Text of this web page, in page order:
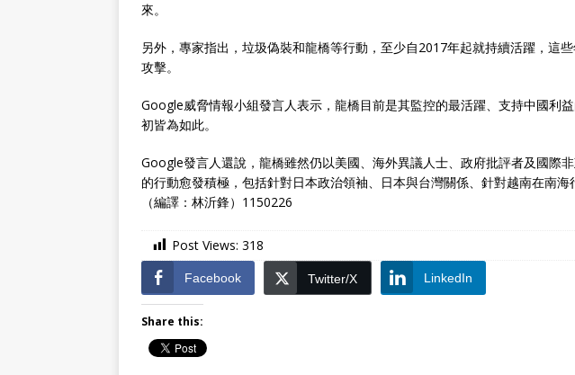
來。
另外，專家指出，垃圾偽裝和龍橋等行動，至少自2017年起就持續活躍，這
攻擊。
Google威脅情報小組發言人表示，龍橋目前是其監控的最活躍、支持中國利
初皆為如此。
Google發言人還說，龍橋雖然仍以美國、海外異議人士、政府批評者及國際
的行動愈發積極，包括針對日本政治領袖、日本與台灣關係、針對越南在南海
（編譯：林沂鋒）1150226
Post Views: 318
Facebook Twitter/X LinkedIn
Share this: